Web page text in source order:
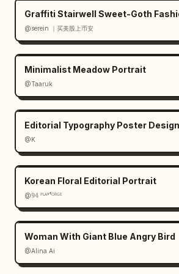
mại và phom dáng nhẹ
đồ chủ đạo / Key
right","count":6,"items":["Váy
tiết","Áo khoác ngắn màu
hò","Triển lãm","Giao lưu nhẹ
phố"]},{"title":"Ghi chú phối
Notes","position":"lower
lệ cơ thể","Phối màu xanh trắng
nhất","Chất liệu bóng bẩy phản
men","Phụ kiện hoàn thiện phong
hiện vật bảo tàng tách nền, bình
xanh trắng với họa tiết hoa sen
đặc, điểm nhấn gốm bóng, đặt
Graffiti Stairwell Sweet-Goth
@serein ｜买美股上币安
Minimalist Meadow Portrait
@Taaruk
Editorial Typography Poster Design
@K
Korean Floral Editorial Portrait
@𝟡𝟜 ᴾᴸᴬʸᶠᴼᴿᴳᴱ
Woman With Giant Blue Angry Bird
@Alina Ai